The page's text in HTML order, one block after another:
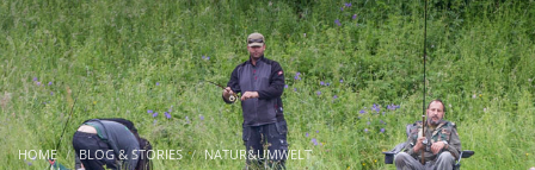
HOME BLOG & STORIES
NATUR&UMWELT